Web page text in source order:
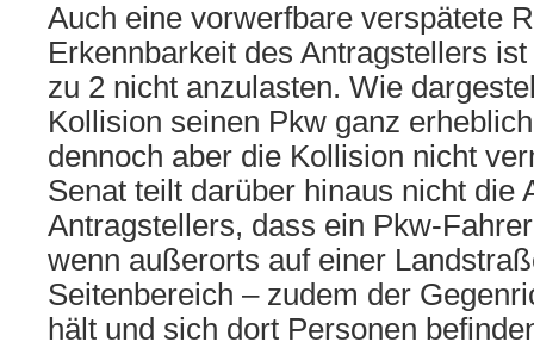
Auch eine vorwerfbare verspätete
Erkennbarkeit des Antragstellers
zu 2 nicht anzulasten. Wie
Kollision seinen Pkw ganz
dennoch aber die Kollision nicht
Senat teilt darüber hinaus nicht die
Antragstellers, dass ein Pkw-
wenn außerorts auf einer
Seitenbereich – zudem der
hält und sich dort Personen